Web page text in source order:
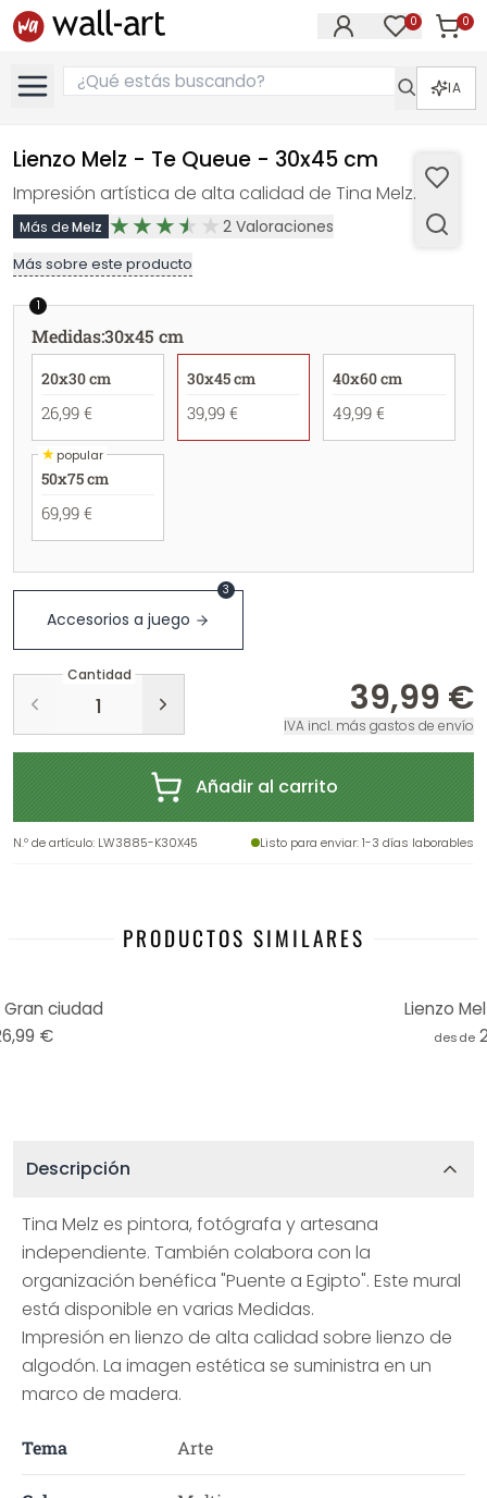
0 0
IA
Lienzo Melz - Te Queue - 30x45 cm
Impresión artística de alta calidad de Tina Melz.
Más deMelz 2 Valoraciones
Más sobre este producto
1
Medidas:30x45 cm
20x30 cm
26,99 €
30x45 cm
39,99 €
40x60 cm
49,99 €
★popular
50x75 cm
69,99 €
Accesorios a juego
3
Cantidad
39,99 €
IVA incl. más gastos de envío
Añadir al carrito
N.º de artículo: LW3885-K30X45 Listo para enviar: 1-3 días laborables
PRODUCTOS SIMILARES
Gran ciudad
€
Lienzo
desde
Descripción
Tina Melz es pintora, fotógrafa y artesana
independiente. También colabora con la
organización benéfica "Puente a Egipto". Este mural
está disponible en varias Medidas.
Impresión en lienzo de alta calidad sobre lienzo de
algodón. La imagen estética se suministra en un
marco de madera.
Tema Arte